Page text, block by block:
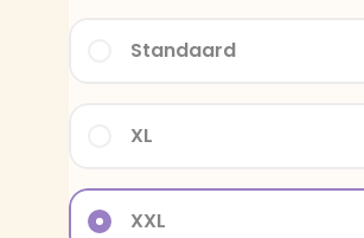
XXL
XL
Standaard